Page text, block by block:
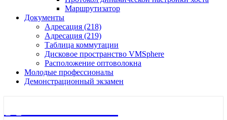
Маршрутизатор
Документы
Адресация (218)
Адресация (219)
Таблица коммутации
Дисковое пространство VMSphere
Расположение оптоволокна
Молодые профессионалы
Демонстрационный экзамен